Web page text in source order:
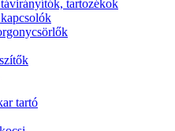
tartozékok
tartó